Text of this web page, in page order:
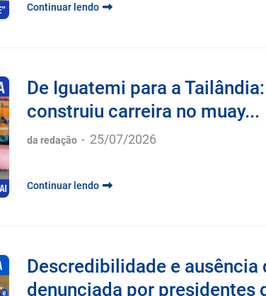
Continuar lendo
De Iguatemi para a
construiu carreira no muay...
da redação - 25/07/2026
Continuar lendo
Descredibilidade e ausência